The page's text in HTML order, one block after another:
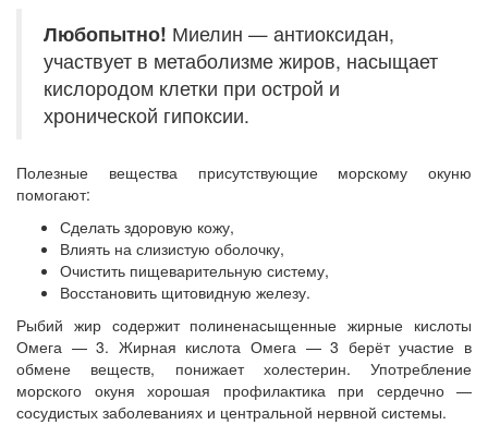
Любопытно! Миелин — антиоксидан,
участвует в метаболизме жиров, насыщает
кислородом клетки при острой и
хронической гипоксии.
Полезные вещества присутствующие морскому окуню
помогают:
Сделать здоровую кожу,
Влиять на слизистую оболочку,
Очистить пищеварительную систему,
Восстановить щитовидную железу.
Рыбий жир содержит полиненасыщенные жирные кислоты
Омега — 3. Жирная кислота Омега — 3 берёт участие в
обмене веществ, понижает холестерин. Употребление
морского окуня хорошая профилактика при сердечно —
сосудистых заболеваниях и центральной нервной системы.